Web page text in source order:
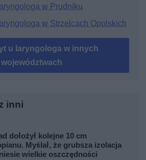
w Prudniku
w Strzelcach Opolskich
u laryngologa w innych
województwach
inni
dołożył kolejne 10 cm
Myślał, że grubsza izolacja
wielkie oszczędności